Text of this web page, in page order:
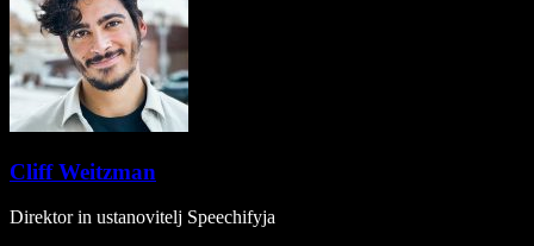
Cliff Weitzman
Direktor in ustanovitelj Speechifyja